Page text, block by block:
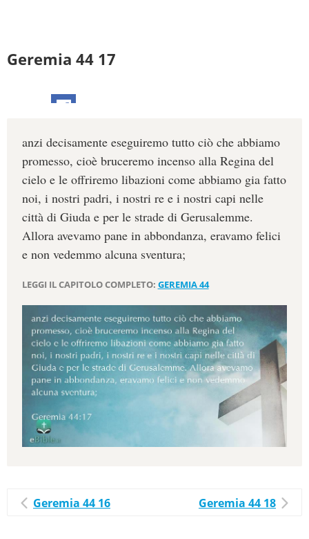
Geremia 44 17
anzi decisamente eseguiremo tutto ciò che abbiamo
promesso, cioè bruceremo incenso alla Regina del
cielo e le offriremo libazioni come abbiamo gia fatto
noi, i nostri padri, i nostri re e i nostri capi nelle
città di Giuda e per le strade di Gerusalemme.
Allora avevamo pane in abbondanza, eravamo felici
e non vedemmo alcuna sventura;
LEGGI IL CAPITOLO COMPLETO: GEREMIA 44
Geremia 44 16 Geremia 44 18